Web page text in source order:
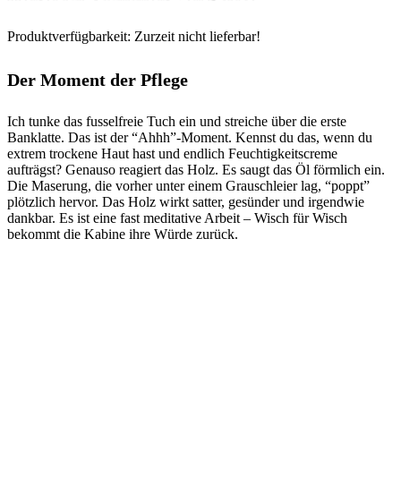
Produktverfügbarkeit: Zurzeit nicht lieferbar!
Der Moment der Pflege
Ich tunke das fusselfreie Tuch ein und streiche über die erste
Banklatte. Das ist der “Ahhh”-Moment. Kennst du das, wenn du
extrem trockene Haut hast und endlich Feuchtigkeitscreme
aufträgst? Genauso reagiert das Holz. Es saugt das Öl förmlich ein.
Die Maserung, die vorher unter einem Grauschleier lag, “poppt”
plötzlich hervor. Das Holz wirkt satter, gesünder und irgendwie
dankbar. Es ist eine fast meditative Arbeit – Wisch für Wisch
bekommt die Kabine ihre Würde zurück.